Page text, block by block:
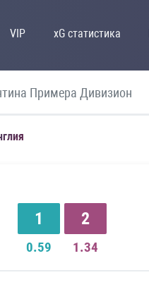
VIP xG статистика
Примера Дивизион
1
0.59
2
1.34